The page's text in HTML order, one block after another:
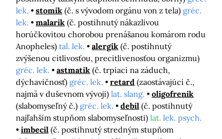
lek.
stomik (č. s vývodom orgánu von z tela) gréc.
lek.
malarik (č. postihnutý nákazlivou
horúčkovitou chorobou prenášanou komárom rodu
Anopheles) tal. lek. alergik (č. postihnutý
zvýšenou citlivosťou, precitlivenosťou organizmu)
gréc. lek.
astmatik (č. trpiaci na záduch,
dýchavičnosť) gréc. lek. retard (zaostávajúci č.,
najmä v duševnom vývoji) lat. slang.
oligofrenik
(slabomyseľný č.) gréc. lek. debil (č. postihnutý
najľahším stupňom slabomyseľnosti) lat. lek. psych.
imbecil (č. postihnutý stredným stupňom